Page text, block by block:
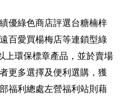
優綠色商店評選台糖楠梓
百愛買楊梅店等連鎖型綠
上環保標章產品，並於賣場
更多選擇及便利選購，獲
福利總處左營福利站則藉